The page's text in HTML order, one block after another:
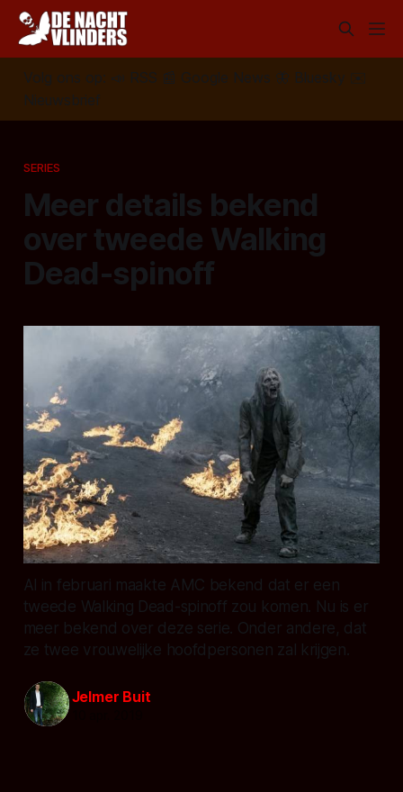
Volg ons op: 📣 RSS 📰 Google News 🦋 Bluesky
✉️
Nieuwsbrief
SERIES
Meer details bekend
over tweede Walking
Dead-spinoff
Al in februari maakte AMC bekend dat er een
tweede Walking Dead-spinoff zou komen. Nu is er
meer bekend over deze serie. Onder andere, dat
ze twee vrouwelijke hoofdpersonen zal krijgen.
Jelmer Buit